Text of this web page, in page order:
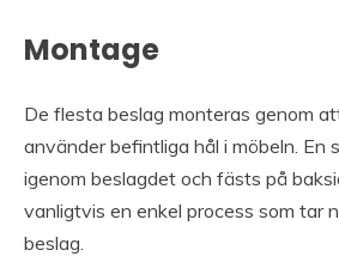
Montage
De flesta beslag monteras genom
använder befintliga hål i möbeln. En
igenom beslagdet och fästs på
vanligtvis en enkel process som tar
beslag.